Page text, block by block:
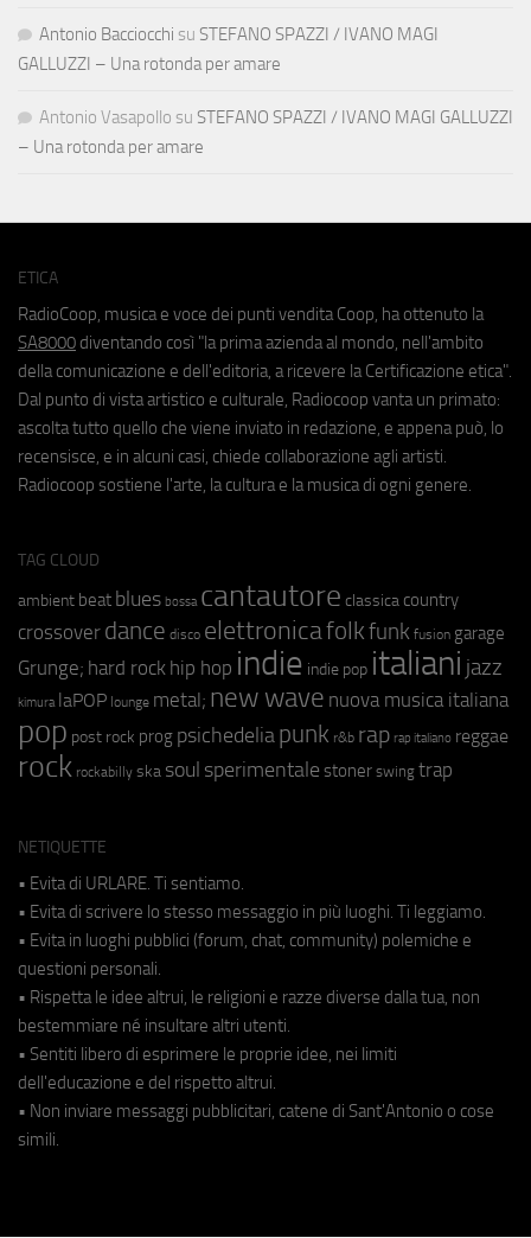
Antonio Bacciocchi su STEFANO SPAZZI / IVANO MAGI
GALLUZZI – Una rotonda per amare
Antonio Vasapollo su STEFANO SPAZZI / IVANO MAGI GALLUZZI
– Una rotonda per amare
ETICA
RadioCoop, musica e voce dei punti vendita Coop, ha ottenuto la
SA8000 diventando così "la prima azienda al mondo, nell'ambito
della comunicazione e dell'editoria, a ricevere la Certificazione etica".
Dal punto di vista artistico e culturale, Radiocoop vanta un primato:
ascolta tutto quello che viene inviato in redazione, e appena può, lo
recensisce, e in alcuni casi, chiede collaborazione agli artisti.
Radiocoop sostiene l'arte, la cultura e la musica di ogni genere.
TAG CLOUD
ambient beat blues bossa cantautore classica country
crossover dance disco elettronicafolkfunk fusion garage
Grunge; hard rock hip hop indie indie pop italiani jazz
kimura laPOP lounge metal; new wave nuova musica italiana
pop post rock prog psichedeliapunk r&b rap rap italiano reggae
rock rockabilly ska soul sperimentale stoner swing trap
NETIQUETTE
• Evita di URLARE. Ti sentiamo.
• Evita di scrivere lo stesso messaggio in più luoghi. Ti leggiamo.
• Evita in luoghi pubblici (forum, chat, community) polemiche e
questioni personali.
• Rispetta le idee altrui, le religioni e razze diverse dalla tua, non
bestemmiare né insultare altri utenti.
• Sentiti libero di esprimere le proprie idee, nei limiti
dell'educazione e del rispetto altrui.
• Non inviare messaggi pubblicitari, catene di Sant'Antonio o cose
simili.